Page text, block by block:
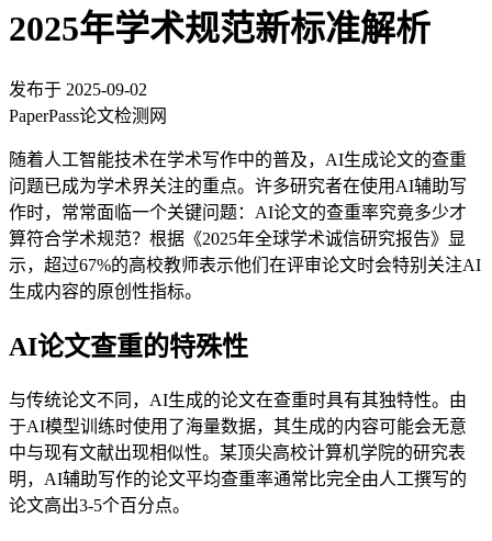
2025年学术规范新标准解析
发布于 2025-09-02
PaperPass论文检测网
随着人工智能技术在学术写作中的普及，AI生成论文的查重
问题已成为学术界关注的重点。许多研究者在使用AI辅助写
作时，常常面临一个关键问题：AI论文的查重率究竟多少才
算符合学术规范？根据《2025年全球学术诚信研究报告》显
示，超过67%的高校教师表示他们在评审论文时会特别关注AI
生成内容的原创性指标。
AI论文查重的特殊性
与传统论文不同，AI生成的论文在查重时具有其独特性。由
于AI模型训练时使用了海量数据，其生成的内容可能会无意
中与现有文献出现相似性。某顶尖高校计算机学院的研究表
明，AI辅助写作的论文平均查重率通常比完全由人工撰写的
论文高出3-5个百分点。